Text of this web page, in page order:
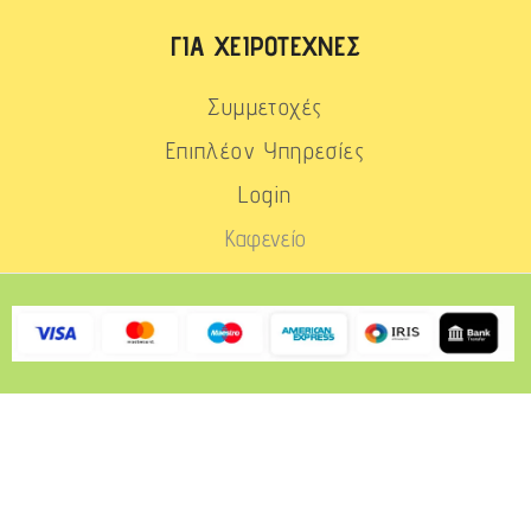
ΓΙΑ ΧΕΙΡΟΤΈΧΝΕΣ
Συμμετοχές
Επιπλέον Υπηρεσίες
Login
Καφενείο